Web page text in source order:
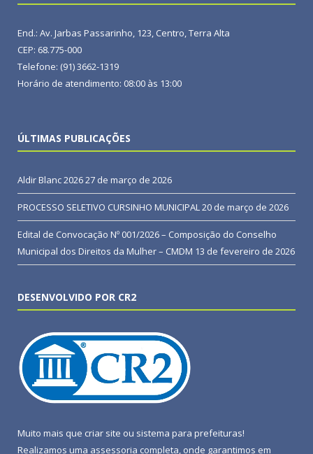
End.: Av. Jarbas Passarinho, 123, Centro, Terra Alta
CEP: 68.775-000
Telefone: (91) 3662-1319
Horário de atendimento: 08:00 às 13:00
ÚLTIMAS PUBLICAÇÕES
Aldir Blanc 202627 de março de 2026
PROCESSO SELETIVO CURSINHO MUNICIPAL20 de março de 2026
Edital de Convocação Nº 001/2026 – Composição do Conselho
Municipal dos Direitos da Mulher – CMDM 13 de fevereiro de 2026
DESENVOLVIDO POR CR2
Muito mais que criar site ou sistema para prefeituras!
Realizamos uma assessoria completa, onde garantimos em